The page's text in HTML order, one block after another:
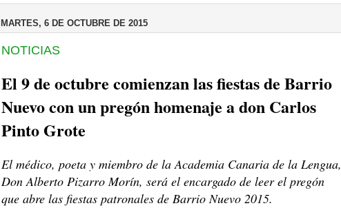
MARTES, 6 DE OCTUBRE DE 2015
NOTICIAS
El 9 de octubre comienzan las fiestas de Barrio
Nuevo con un pregón homenaje a don Carlos
Pinto Grote
El médico, poeta y miembro de la Academia Canaria de la Lengua,
Don Alberto Pizarro Morín, será el encargado de leer el pregón
que abre las fiestas patronales de Barrio Nuevo 2015.